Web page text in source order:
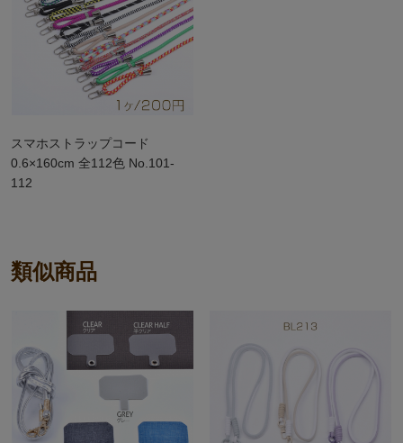
スマホストラップコード
0.6×160cm 全112色 No.101-
112
類似商品